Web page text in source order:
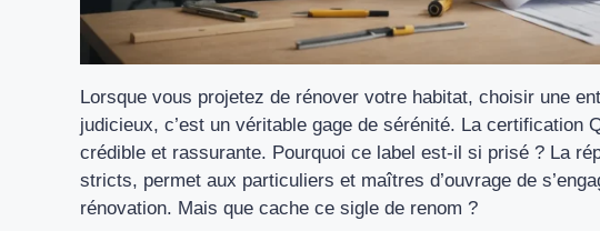
Lorsque vous projetez de rénover votre habitat, choisir une
judicieux, c’est un véritable gage de sérénité. La certification
crédible et rassurante. Pourquoi ce label est-il si prisé ? La
stricts, permet aux particuliers et maîtres d’ouvrage de
rénovation. Mais que cache ce sigle de renom ?